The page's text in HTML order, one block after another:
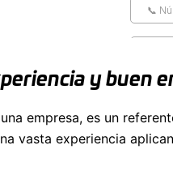
y buen
empresa, es un
vasta experiencia